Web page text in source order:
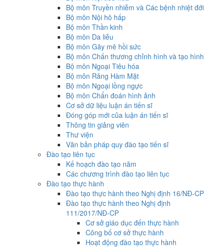
Bộ môn Truyền nhiễm và Các bệnh nhiệt đới
Bộ môn Nội hô hấp
Bộ môn Thần kinh
Bộ môn Da liễu
Bộ môn Gây mê hồi sức
Bộ môn Chấn thương chỉnh hình và tạo hình
Bộ môn Ngoại Tiêu hóa
Bộ môn Răng Hàm Mặt
Bộ môn Ngoại lồng ngực
Bộ môn Chẩn đoán hình ảnh
Cơ sở dữ liệu luận án tiến sĩ
Đóng góp mới của luận án tiến sĩ
Thông tin giảng viên
Thư viện
Văn bản pháp quy đào tạo tiến sĩ
Đào tạo liên tục
Kế hoạch đào tạo năm
Các chương trình đào tạo liên tục
Đào tạo thực hành
Đào tạo thực hành theo Nghị định 16/NĐ-CP
Đào tạo thực hành theo Nghị định
111/2017/NĐ-CP
Cơ sở giáo dục đến thực hành
Công bố cơ sở thực hành
Hoạt động đào tạo thực hành